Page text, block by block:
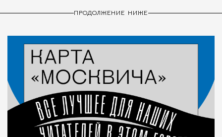
ПРОДОЛЖЕНИЕ НИЖЕ